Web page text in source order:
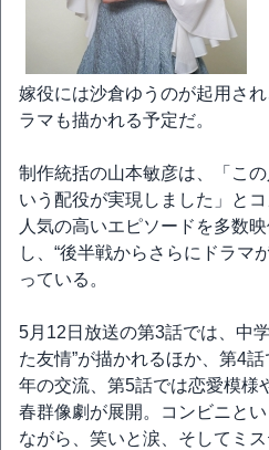
嫁役には沙倉ゆうのが起用さ
ラマも描かれる予定だ。
制作統括の山本敏彦は、「こ
いう配役が実現しました」と
人気の高いエピソードを多数
し、“後半戦からさらにドラマ
っている。
5月12日放送の第3話では、中
た友情”が描かれるほか、第4
年の交流、第5話では恋愛模様
春群像劇が展開。コンビニと
ながら、笑いと涙、そしてミ